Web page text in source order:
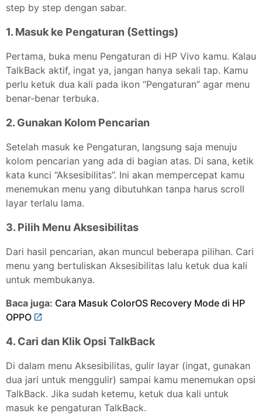
step by step dengan sabar.
1. Masuk ke Pengaturan (Settings)
Pertama, buka menu Pengaturan di HP Vivo kamu. Kalau
TalkBack aktif, ingat ya, jangan hanya sekali tap. Kamu
perlu ketuk dua kali pada ikon “Pengaturan” agar menu
benar-benar terbuka.
2. Gunakan Kolom Pencarian
Setelah masuk ke Pengaturan, langsung saja menuju
kolom pencarian yang ada di bagian atas. Di sana, ketik
kata kunci “Aksesibilitas”. Ini akan mempercepat kamu
menemukan menu yang dibutuhkan tanpa harus scroll
layar terlalu lama.
3. Pilih Menu Aksesibilitas
Dari hasil pencarian, akan muncul beberapa pilihan. Cari
menu yang bertuliskan Aksesibilitas lalu ketuk dua kali
untuk membukanya.
Baca juga: Cara Masuk ColorOS Recovery Mode di HP
OPPO
4. Cari dan Klik Opsi TalkBack
Di dalam menu Aksesibilitas, gulir layar (ingat, gunakan
dua jari untuk menggulir) sampai kamu menemukan opsi
TalkBack. Jika sudah ketemu, ketuk dua kali untuk
masuk ke pengaturan TalkBack.